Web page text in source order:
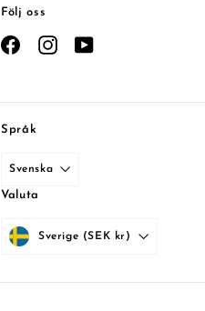
Följ oss
FacebookInstagram
Språk
Svenska
Valuta
Sverige (SEK kr)